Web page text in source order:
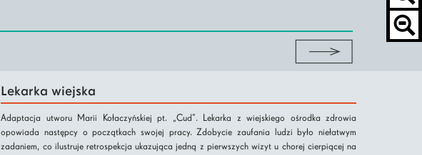
Lekarka wiejska
Adaptacja utworu Marii Kołaczyńskiej pt. „Cud”. Lekarka z wiejskiego ośrodka zdrowia
opowiada następcy o początkach swojej pracy. Zdobycie zaufania ludzi było niełatwym
zadaniem, co ilustruje retrospekcja ukazująca jedną z pierwszych wizyt u chorej cierpiącej na